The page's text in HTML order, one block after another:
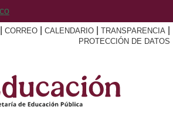
CORREO CALENDARIO TRANSPARENCIA
PROTECCIÓN DE DATOS